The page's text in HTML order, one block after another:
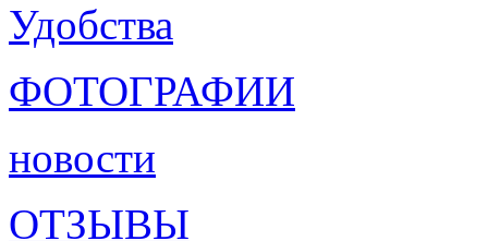
Удобства
ФОТОГРАФИИ
новости
ОТЗЫВЫ